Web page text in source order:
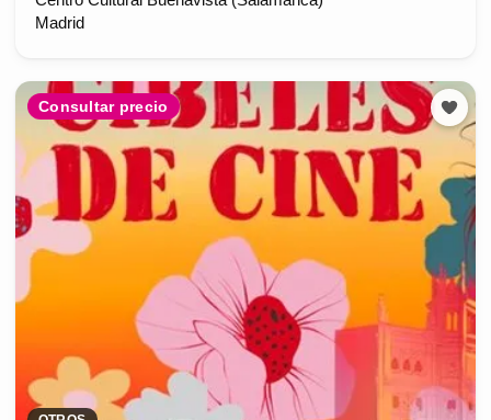
Madrid
Consultar precio